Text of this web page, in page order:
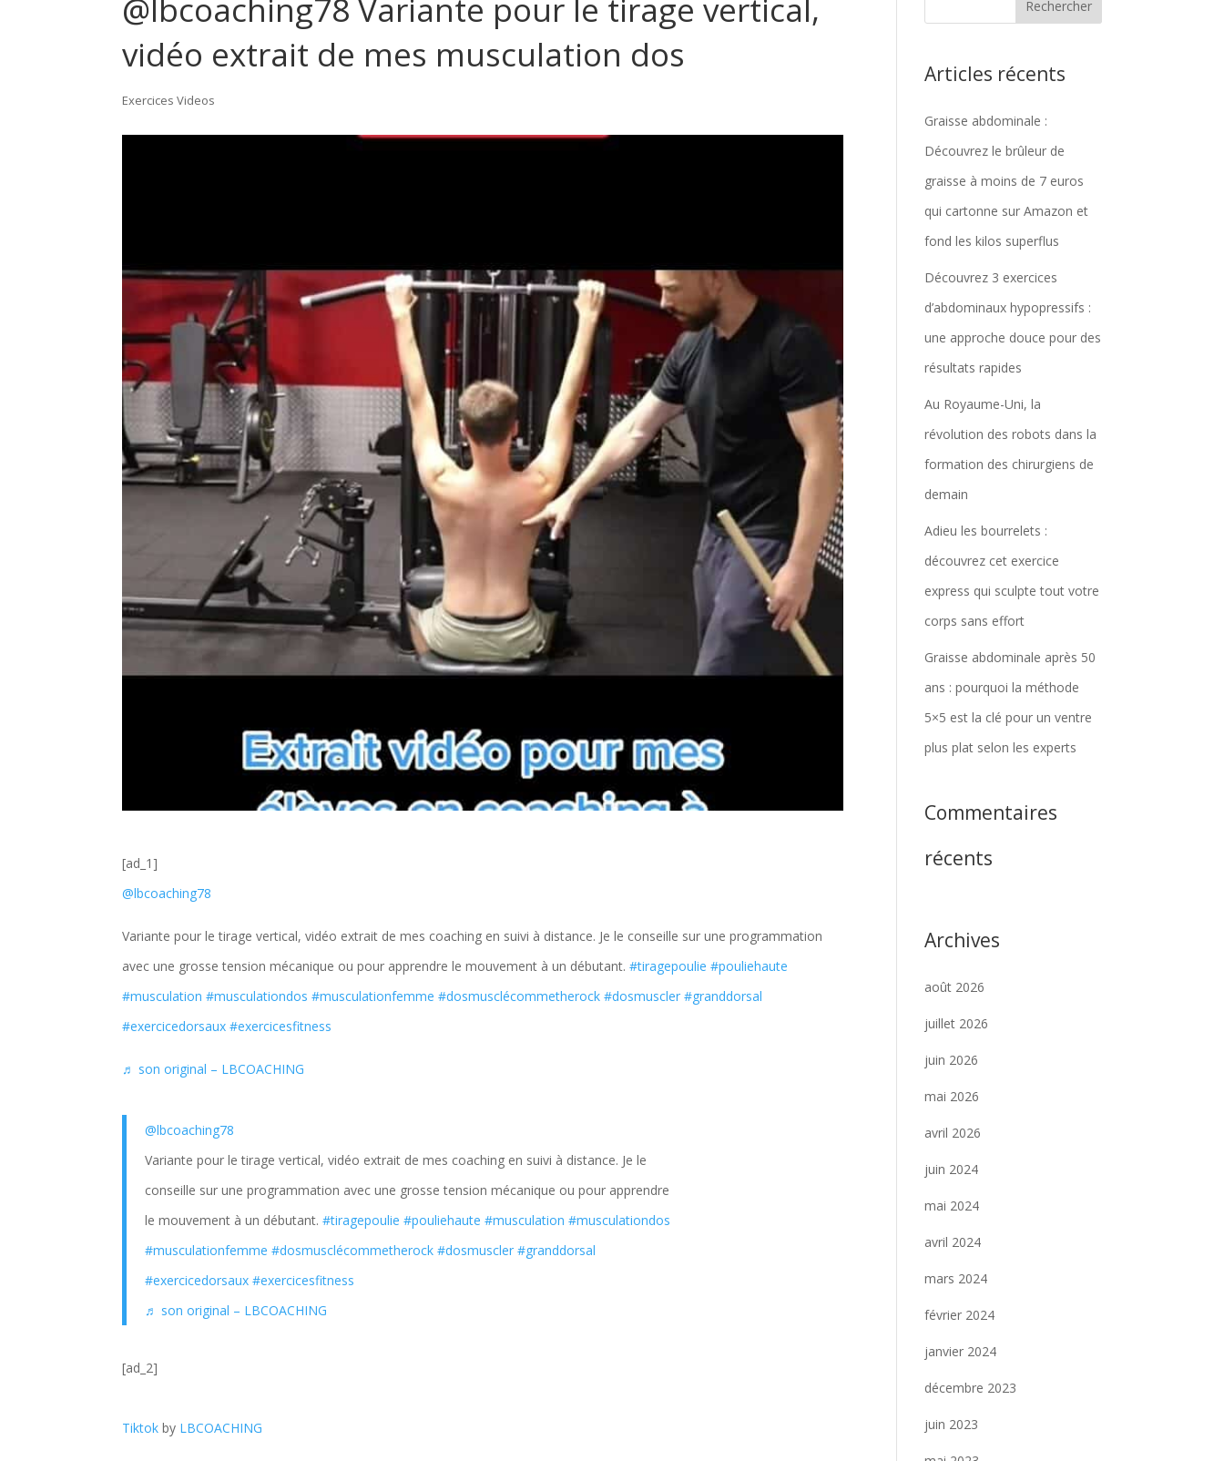
@lbcoaching78 Variante pour le tirage vertical,
vidéo extrait de mes musculation dos
Exercices Videos
[ad_1]
@lbcoaching78
Variante pour le tirage vertical, vidéo extrait de mes coaching en suivi à distance. Je le conseille sur une programmation
avec une grosse tension mécanique ou pour apprendre le mouvement à un débutant.#tiragepoulie #pouliehaute
#musculation #musculationdos #musculationfemme #dosmusclécommetherock #dosmuscler #granddorsal
#exercicedorsaux #exercicesfitness
♬ son original – LBCOACHING
@lbcoaching78
Variante pour le tirage vertical, vidéo extrait de mes coaching en suivi à distance. Je le
conseille sur une programmation avec une grosse tension mécanique ou pour apprendre
le mouvement à un débutant.#tiragepoulie #pouliehaute #musculation #musculationdos
#musculationfemme #dosmusclécommetherock #dosmuscler #granddorsal
#exercicedorsaux #exercicesfitness
♬ son original – LBCOACHING
[ad_2]
Tiktokby LBCOACHING
Articles récents
Graisse abdominale :
Découvrez le brûleur de
graisse à moins de 7 euros
qui cartonne sur Amazon et
fond les kilos superflus
Découvrez 3 exercices
d’abdominaux hypopressifs :
une approche douce pour des
résultats rapides
Au Royaume-Uni, la
révolution des robots dans la
formation des chirurgiens de
demain
Adieu les bourrelets :
découvrez cet exercice
express qui sculpte tout votre
corps sans effort
Graisse abdominale après 50
ans : pourquoi la méthode
5×5 est la clé pour un ventre
plus plat selon les experts
Commentaires
récents
Archives
août 2026
juillet 2026
juin 2026
mai 2026
avril 2026
juin 2024
mai 2024
avril 2024
mars 2024
février 2024
janvier 2024
décembre 2023
juin 2023